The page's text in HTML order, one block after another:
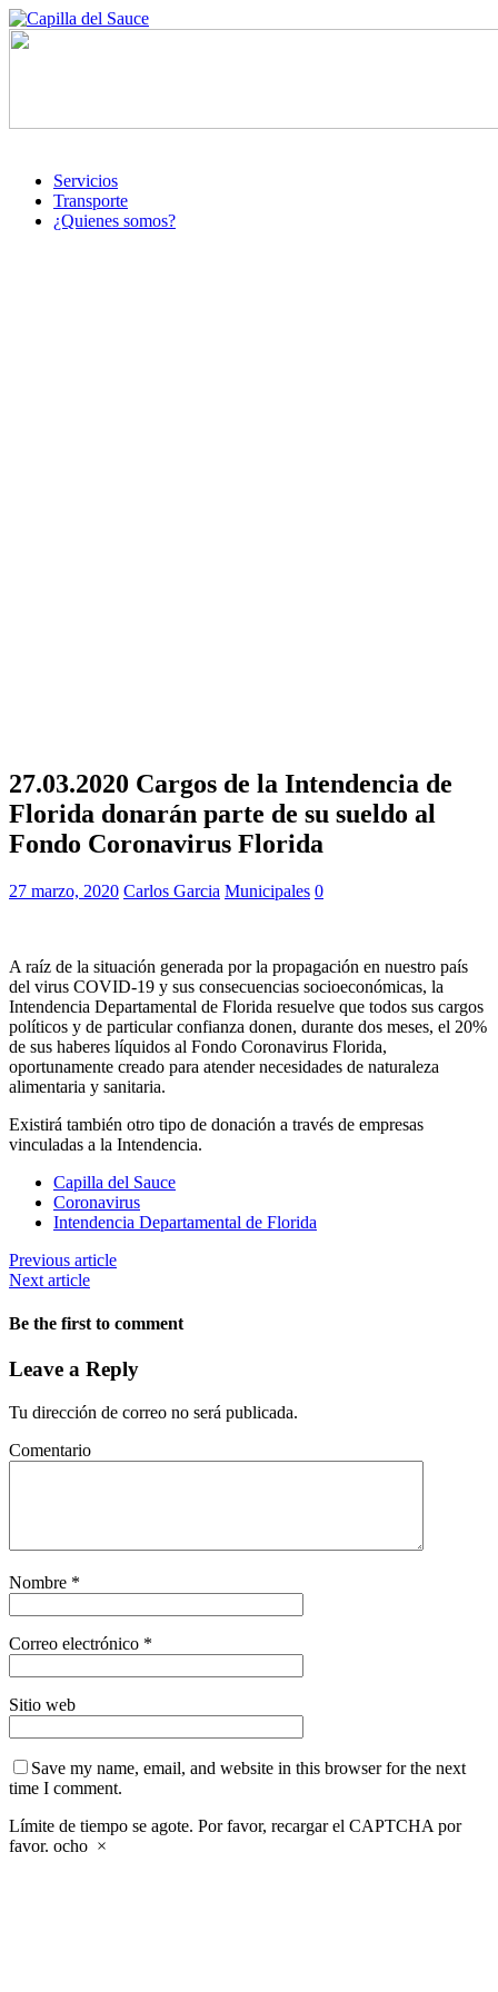
Servicios
Transporte
¿Quienes somos?
27.03.2020 Cargos de la Intendencia de
Florida donarán parte de su sueldo al
Fondo Coronavirus Florida
27 marzo, 2020 Carlos Garcia Municipales 0
A raíz de la situación generada por la propagación en nuestro país
del virus COVID-19 y sus consecuencias socioeconómicas, la
Intendencia Departamental de Florida resuelve que todos sus cargos
políticos y de particular confianza donen, durante dos meses, el 20%
de sus haberes líquidos al Fondo Coronavirus Florida,
oportunamente creado para atender necesidades de naturaleza
alimentaria y sanitaria.
Existirá también otro tipo de donación a través de empresas
vinculadas a la Intendencia.
Capilla del Sauce
Coronavirus
Intendencia Departamental de Florida
Previous article
Next article
Be the first to comment
Leave a Reply
Tu dirección de correo no será publicada.
Comentario
Nombre *
Correo electrónico *
Sitio web
Save my name, email, and website in this browser for the next
time I comment.
Límite de tiempo se agote. Por favor, recargar el CAPTCHA por
favor. ocho ×